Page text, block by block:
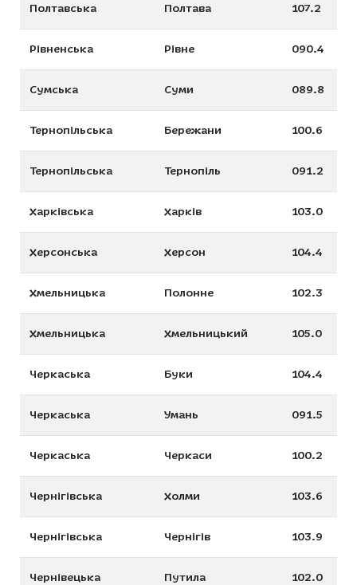
Полтавська Полтава 107.2
Рівненська Рівне 090.4
Сумська Суми 089.8
Тернопільська Бережани 100.6
Тернопільська Тернопіль 091.2
Харківська Харків 103.0
Херсонська Херсон 104.4
Хмельницька Полонне 102.3
Хмельницька Хмельницький 105.0
Черкаська Буки 104.4
Черкаська Умань 091.5
Черкаська Черкаси 100.2
Чернігівська Холми 103.6
Чернігівська Чернігів 103.9
Чернівецька Путила 102.0